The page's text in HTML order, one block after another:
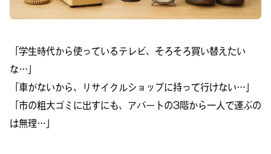
「学生時代から使っているテレビ、そろそろ買い替えたい
な…」
「車がないから、リサイクルショップに持って行けない…」
「市の粗大ゴミに出すにも、アパートの3階から一人で運ぶの
は無理…」